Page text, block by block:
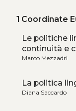
1 Coordinate
Le politiche
continuità e
Marco Mezzadri
La politica
Diana Saccardo